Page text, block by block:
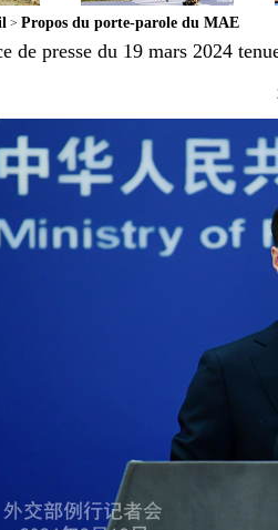
> Propos du porte-parole du MAE
de presse du 19 mars 2024